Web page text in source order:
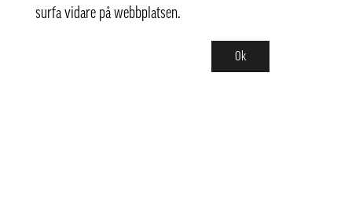
surfa vidare på webbplatsen.
Ok